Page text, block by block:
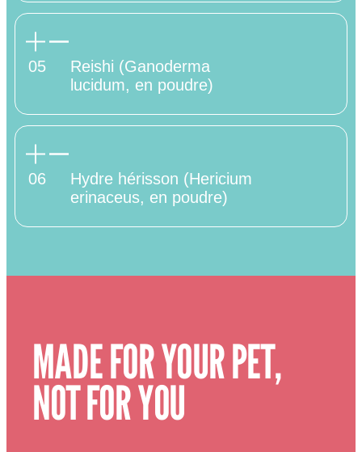
05
Reishi (Ganoderma
lucidum, en poudre)
06
Hydre hérisson (Hericium
erinaceus, en poudre)
MADE FOR YOUR PET,
NOT FOR YOU